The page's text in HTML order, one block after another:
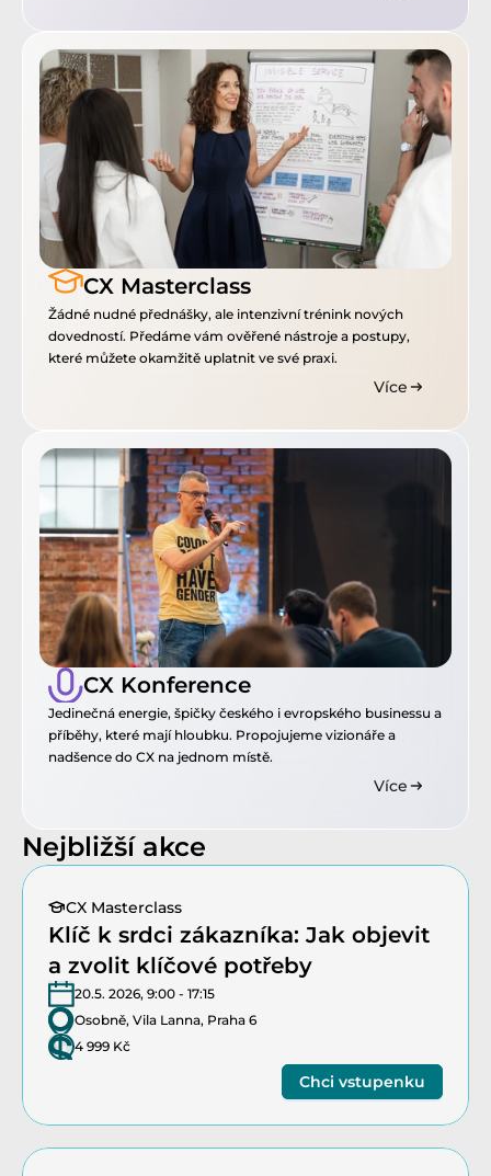
Nejbližší akce
CX Masterclass
Klíč k srdci zákazníka: Jak objevit
a zvolit klíčové potřeby
20.5. 2026, 9:00 - 17:15
Osobně, Vila Lanna, Praha 6
4 999 Kč
Chci vstupenku
CX Masterclass
Žádné nudné přednášky, ale intenzivní trénink nových
dovedností. Předáme vám ověřené nástroje a postupy,
které můžete okamžitě uplatnit ve své praxi.
Více
CX Konference
Jedinečná energie, špičky českého i evropského businessu a
příběhy, které mají hloubku. Propojujeme vizionáře a
nadšence do CX na jednom místě.
Více